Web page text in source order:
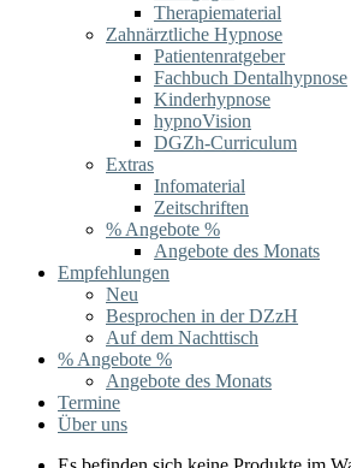
Therapiematerial
Zahnärztliche Hypnose
Patientenratgeber
Fachbuch Dentalhypnose
Kinderhypnose
hypnoVision
DGZh-Curriculum
Extras
Infomaterial
Zeitschriften
% Angebote %
Angebote des Monats
Empfehlungen
Neu
Besprochen in der DZzH
Auf dem Nachttisch
% Angebote %
Angebote des Monats
Termine
Über uns